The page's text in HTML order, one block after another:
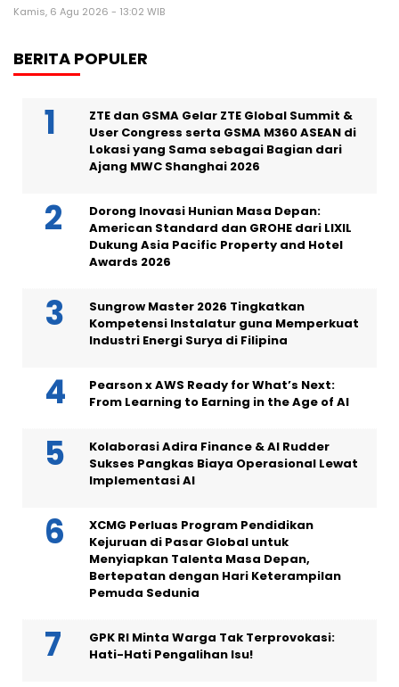
Kamis, 6 Agu 2026 - 13:02 WIB
BERITA POPULER
ZTE dan GSMA Gelar ZTE Global Summit &
User Congress serta GSMA M360 ASEAN di
Lokasi yang Sama sebagai Bagian dari
Ajang MWC Shanghai 2026
Dorong Inovasi Hunian Masa Depan:
American Standard dan GROHE dari LIXIL
Dukung Asia Pacific Property and Hotel
Awards 2026
Sungrow Master 2026 Tingkatkan
Kompetensi Instalatur guna Memperkuat
Industri Energi Surya di Filipina
Pearson x AWS Ready for What’s Next:
From Learning to Earning in the Age of AI
Kolaborasi Adira Finance & AI Rudder
Sukses Pangkas Biaya Operasional Lewat
Implementasi AI
XCMG Perluas Program Pendidikan
Kejuruan di Pasar Global untuk
Menyiapkan Talenta Masa Depan,
Bertepatan dengan Hari Keterampilan
Pemuda Sedunia
GPK RI Minta Warga Tak Terprovokasi:
Hati-Hati Pengalihan Isu!